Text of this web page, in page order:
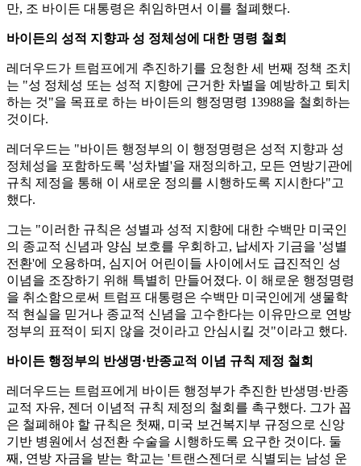
만, 조 바이든 대통령은 취임하면서 이를 철폐했다.
바이든의 성적 지향과 성 정체성에 대한 명령 철회
레더우드가 트럼프에게 추진하기를 요청한 세 번째 정책 조치
는 "성 정체성 또는 성적 지향에 근거한 차별을 예방하고 퇴치
하는 것"을 목표로 하는 바이든의 행정명령 13988을 철회하는
것이다.
레더우드는 "바이든 행정부의 이 행정명령은 성적 지향과 성
정체성을 포함하도록 '성차별'을 재정의하고, 모든 연방기관에
규칙 제정을 통해 이 새로운 정의를 시행하도록 지시한다"고
했다.
그는 "이러한 규칙은 성별과 성적 지향에 대한 수백만 미국인
의 종교적 신념과 양심 보호를 우회하고, 납세자 기금을 '성별
전환'에 오용하며, 심지어 어린이들 사이에서도 급진적인 성
이념을 조장하기 위해 특별히 만들어졌다. 이 해로운 행정명령
을 취소함으로써 트럼프 대통령은 수백만 미국인에게 생물학
적 현실을 믿거나 종교적 신념을 고수한다는 이유만으로 연방
정부의 표적이 되지 않을 것이라고 안심시킬 것"이라고 했다.
바이든 행정부의 반생명·반종교적 이념 규칙 제정 철회
레더우드는 트럼프에게 바이든 행정부가 추진한 반생명·반종
교적 자유, 젠더 이념적 규칙 제정의 철회를 촉구했다. 그가 꼽
은 철폐해야 할 규칙은 첫째, 미국 보건복지부 규정으로 신앙
기반 병원에서 성전환 수술을 시행하도록 요구한 것이다. 둘
째, 연방 자금을 받는 학교는 '트랜스젠더로 식별되는 남성 운